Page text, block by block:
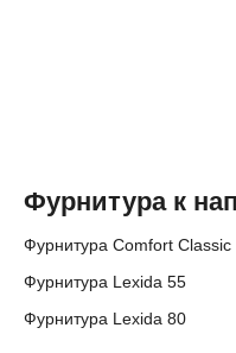
Фурнитура к
Фурнитура Comfort Classic
Фурнитура Lexida 55
Фурнитура Lexida 80